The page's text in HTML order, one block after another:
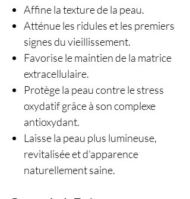
Affine la texture de la peau.
Atténue les ridules et les premiers
signes du vieillissement.
Favorise le maintien de la matrice
extracellulaire.
Protège la peau contre le stress
oxydatif grâce à son complexe
antioxydant.
Laisse la peau plus lumineuse,
revitalisée et d'apparence
naturellement saine.